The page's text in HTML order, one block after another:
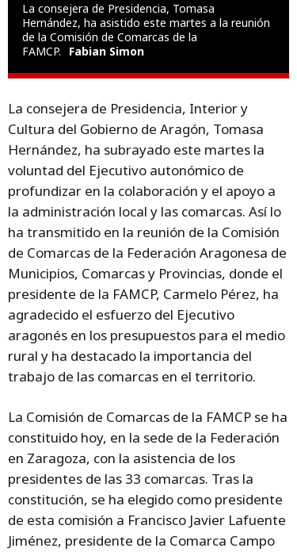
La consejera de Presidencia, Tomasa
Hernández, ha asistido este martes a la reunión
de la Comisión de Comarcas de la
FAMCP.
Fabian Simon
La consejera de Presidencia, Interior y
Cultura del Gobierno de Aragón, Tomasa
Hernández, ha subrayado este martes la
voluntad del Ejecutivo autonómico de
profundizar en la colaboración y el apoyo a
la administración local y las comarcas. Así lo
ha transmitido en la reunión de la Comisión
de Comarcas de la Federación Aragonesa de
Municipios, Comarcas y Provincias, donde el
presidente de la FAMCP, Carmelo Pérez, ha
agradecido el esfuerzo del Ejecutivo
aragonés en los presupuestos para el medio
rural y ha destacado la importancia del
trabajo de las comarcas en el territorio.
La Comisión de Comarcas de la FAMCP se ha
constituido hoy, en la sede de la Federación
en Zaragoza, con la asistencia de los
presidentes de las 33 comarcas. Tras la
constitución, se ha elegido como presidente
de esta comisión a Francisco Javier Lafuente
Jiménez, presidente de la Comarca Campo